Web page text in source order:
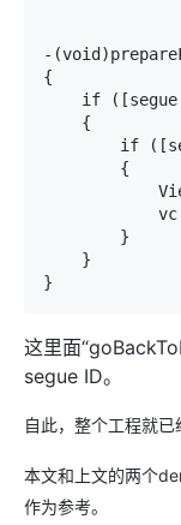
-
{
if
    {
if
        {
        }
    }
}
这里面
segue ID。
自此，整个工程就已
本文和上文的两个
作为参考。